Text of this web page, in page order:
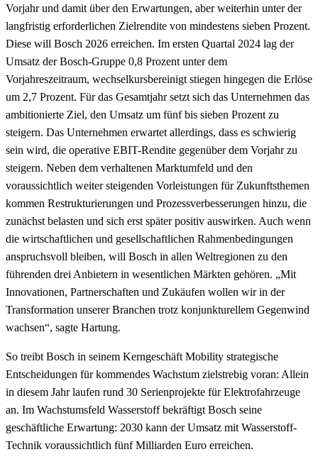
Vorjahr und damit über den Erwartungen, aber weiterhin unter der
langfristig erforderlichen Zielrendite von mindestens sieben Prozent.
Diese will Bosch 2026 erreichen. Im ersten Quartal 2024 lag der
Umsatz der Bosch-Gruppe 0,8 Prozent unter dem
Vorjahreszeitraum, wechselkursbereinigt stiegen hingegen die Erlöse
um 2,7 Prozent. Für das Gesamtjahr setzt sich das Unternehmen das
ambitionierte Ziel, den Umsatz um fünf bis sieben Prozent zu
steigern. Das Unternehmen erwartet allerdings, dass es schwierig
sein wird, die operative EBIT-Rendite gegenüber dem Vorjahr zu
steigern. Neben dem verhaltenen Marktumfeld und den
voraussichtlich weiter steigenden Vorleistungen für Zukunftsthemen
kommen Restrukturierungen und Prozessverbesserungen hinzu, die
zunächst belasten und sich erst später positiv auswirken. Auch wenn
die wirtschaftlichen und gesellschaftlichen Rahmenbedingungen
anspruchsvoll bleiben, will Bosch in allen Weltregionen zu den
führenden drei Anbietern in wesentlichen Märkten gehören. „Mit
Innovationen, Partnerschaften und Zukäufen wollen wir in der
Transformation unserer Branchen trotz konjunkturellem Gegenwind
wachsen“, sagte Hartung.
So treibt Bosch in seinem Kerngeschäft Mobility strategische
Entscheidungen für kommendes Wachstum zielstrebig voran: Allein
in diesem Jahr laufen rund 30 Serienprojekte für Elektrofahrzeuge
an. Im Wachstumsfeld Wasserstoff bekräftigt Bosch seine
geschäftliche Erwartung: 2030 kann der Umsatz mit Wasserstoff-
Technik voraussichtlich fünf Milliarden Euro erreichen.